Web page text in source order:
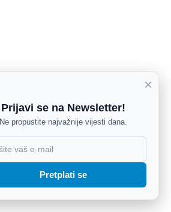
×
Prijavi se na Newsletter!
Ne propustite najvažnije vijesti dana.
Pretplati se